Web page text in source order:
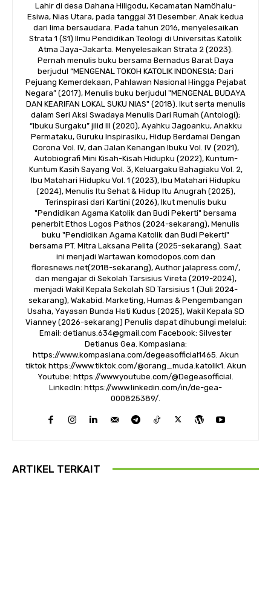
Lahir di desa Dahana Hiligodu, Kecamatan Namöhalu-
Esiwa, Nias Utara, pada tanggal 31 Desember. Anak kedua
dari lima bersaudara. Pada tahun 2016, menyelesaikan
Strata 1 (S1) Ilmu Pendidikan Teologi di Universitas Katolik
Atma Jaya-Jakarta. Menyelesaikan Strata 2 (2023).
Pernah menulis buku bersama Bernadus Barat Daya
berjudul “MENGENAL TOKOH KATOLIK INDONESIA: Dari
Pejuang Kemerdekaan, Pahlawan Nasional Hingga Pejabat
Negara” (2017), Menulis buku berjudul "MENGENAL BUDAYA
DAN KEARIFAN LOKAL SUKU NIAS" (2018). Ikut serta menulis
dalam Seri Aksi Swadaya Menulis Dari Rumah (Antologi);
“Ibuku Surgaku” jilid III (2020), Ayahku Jagoanku, Anakku
Permataku, Guruku Inspirasiku, Hidup Berdamai Dengan
Corona Vol. IV, dan Jalan Kenangan Ibuku Vol. IV (2021),
Autobiografi Mini Kisah-Kisah Hidupku (2022), Kuntum-
Kuntum Kasih Sayang Vol. 3, Keluargaku Bahagiaku Vol. 2,
Ibu Matahari Hidupku Vol. 1 (2023), Ibu Matahari Hidupku
(2024), Menulis Itu Sehat & Hidup Itu Anugrah (2025),
Terinspirasi dari Kartini (2026), Ikut menulis buku
"Pendidikan Agama Katolik dan Budi Pekerti" bersama
penerbit Ethos Logos Pathos (2024-sekarang), Menulis
buku "Pendidikan Agama Katolik dan Budi Pekerti"
bersama PT. Mitra Laksana Pelita (2025-sekarang). Saat
ini menjadi Wartawan komodopos.com dan
floresnews.net(2018-sekarang), Author jalapress.com/,
dan mengajar di Sekolah Tarsisius Vireta (2019-2024),
menjadi Wakil Kepala Sekolah SD Tarsisius 1 (Juli 2024-
sekarang), Wakabid. Marketing, Humas & Pengembangan
Usaha, Yayasan Bunda Hati Kudus (2025), Wakil Kepala SD
Vianney (2026-sekarang) Penulis dapat dihubungi melalui:
Email: detianus.634@gmail.com Facebook: Silvester
Detianus Gea. Kompasiana:
https://www.kompasiana.com/degeasofficial1465. Akun
tiktok https://www.tiktok.com/@orang_muda.katolik1. Akun
Youtube: https://www.youtube.com/@Degeasofficial.
LinkedIn: https://www.linkedin.com/in/de-gea-
000825389/.
ARTIKEL TERKAIT